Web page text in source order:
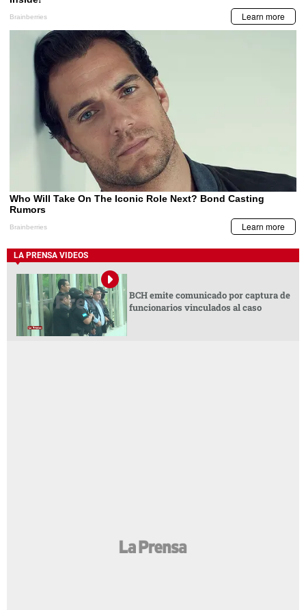
LA PRENSA VIDEOS
BCH emite comunicado por captura de
funcionarios vinculados al caso